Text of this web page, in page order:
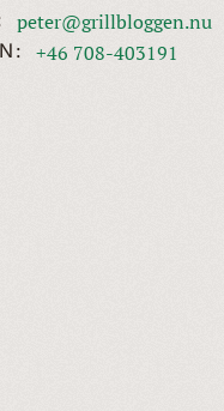
peter@grillbloggen.nu
+46 708-403191